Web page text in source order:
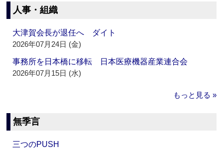
人事・組織
大津賀会長が退任へ ダイト
2026年07月24日 (金)
事務所を日本橋に移転 日本医療機器産業連合会
2026年07月15日 (水)
もっと見る »
無季言
三つのPUSH